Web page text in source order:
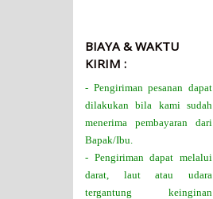
BIAYA & WAKTU
KIRIM :
- Pengiriman pesanan dapat
dilakukan bila kami sudah
menerima pembayaran dari
Bapak/Ibu.
- Pengiriman dapat melalui
darat, laut atau udara
tergantung keinginan